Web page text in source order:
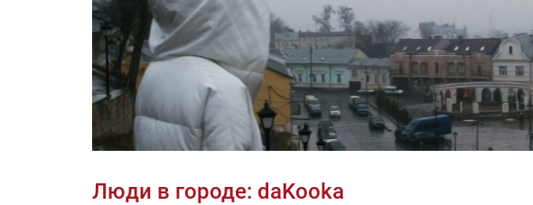
Люди в городе: daKooka